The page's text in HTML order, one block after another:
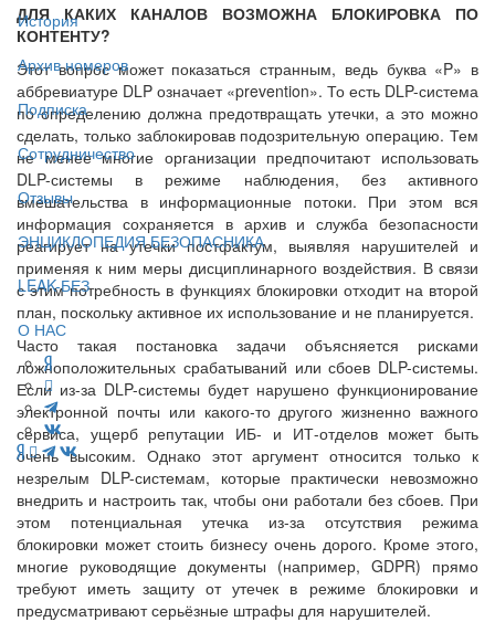
История
Архив номеров
Подписка
Сотрудничество
Отзывы
ЭНЦИКЛОПЕДИЯ БЕЗОПАСНИКА
LEAK-БЕЗ
О НАС
ДЛЯ КАКИХ КАНАЛОВ ВОЗМОЖНА БЛОКИРОВКА ПО
КОНТЕНТУ?
Этот вопрос может показаться странным, ведь буква «P» в
аббревиатуре DLP означает «prevention». То есть DLP-система
по определению должна предотвращать утечки, а это можно
сделать, только заблокировав подозрительную операцию. Тем
не менее многие организации предпочитают использовать
DLP-системы в режиме наблюдения, без активного
вмешательства в информационные потоки. При этом вся
информация сохраняется в архив и служба безопасности
реагирует на утечки постфактум, выявляя нарушителей и
применяя к ним меры дисциплинарного воздействия. В связи
с этим потребность в функциях блокировки отходит на второй
план, поскольку активное их использование и не планируется.
Часто такая постановка задачи объясняется рисками
ложноположительных срабатываний или сбоев DLP-системы.
Если из-за DLP-системы будет нарушено функционирование
электронной почты или какого-то другого жизненно важного
сервиса, ущерб репутации ИБ- и ИТ-отделов может быть
очень высоким. Однако этот аргумент относится только к
незрелым DLP-системам, которые практически невозможно
внедрить и настроить так, чтобы они работали без сбоев. При
этом потенциальная утечка из-за отсутствия режима
блокировки может стоить бизнесу очень дорого. Кроме этого,
многие руководящие документы (например, GDPR) прямо
требуют иметь защиту от утечек в режиме блокировки и
предусматривают серьёзные штрафы для нарушителей.